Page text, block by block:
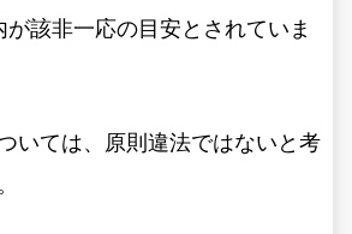
該非一応の目安とされていま
ては、原則違法ではないと考